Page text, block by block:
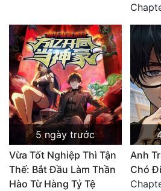
5 ngày trước
Vừa Tốt Nghiệp Thì Tận
Thế: Bắt Đầu Làm Thần
Hào Từ Hàng Tỷ Tệ
Anh
Chó